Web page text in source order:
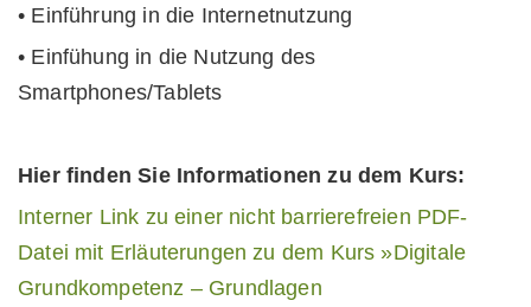
• Einführung in die Internetnutzung
• Einfühung in die Nutzung des
Smartphones/Tablets
Hier finden Sie Informationen zu dem Kurs:
Interner Link zu einer nicht barrierefreien PDF-
Datei mit Erläuterungen zu dem Kurs »Digitale
Grundkompetenz – Grundlagen